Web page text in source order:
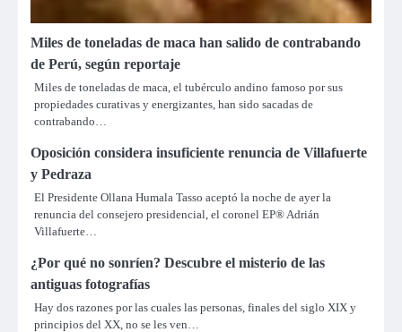
Miles de toneladas de maca han salido de contrabando
de Perú, según reportaje
Miles de toneladas de maca, el tubérculo andino famoso por sus
propiedades curativas y energizantes, han sido sacadas de
contrabando…
Oposición considera insuficiente renuncia de Villafuerte
y Pedraza
El Presidente Ollana Humala Tasso aceptó la noche de ayer la
renuncia del consejero presidencial, el coronel EP® Adrián
Villafuerte…
¿Por qué no sonríen? Descubre el misterio de las
antiguas fotografías
Hay dos razones por las cuales las personas, finales del siglo XIX y
principios del XX, no se les ven…